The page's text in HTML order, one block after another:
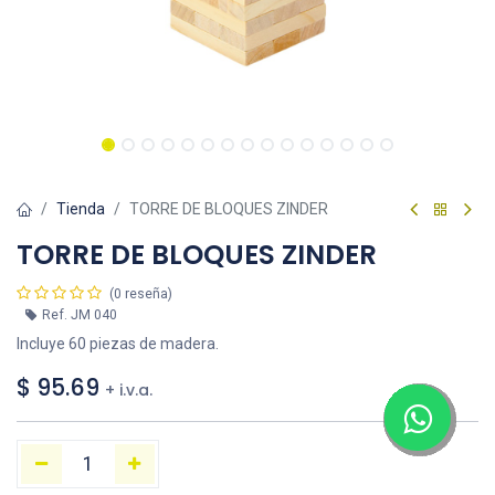
Tienda TORRE DE BLOQUES ZINDER
TORRE DE BLOQUES ZINDER
(0 reseña)
Ref. JM 040
Incluye 60 piezas de madera.
$ 95.69 + i.v.a.